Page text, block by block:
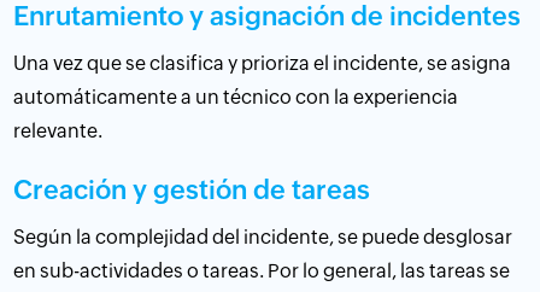
Enrutamiento y asignación de incidentes
Una vez que se clasifica y prioriza el incidente, se asigna
automáticamente a un técnico con la experiencia
relevante.
Creación y gestión de tareas
Según la complejidad del incidente, se puede desglosar
en sub-actividades o tareas. Por lo general, las tareas se